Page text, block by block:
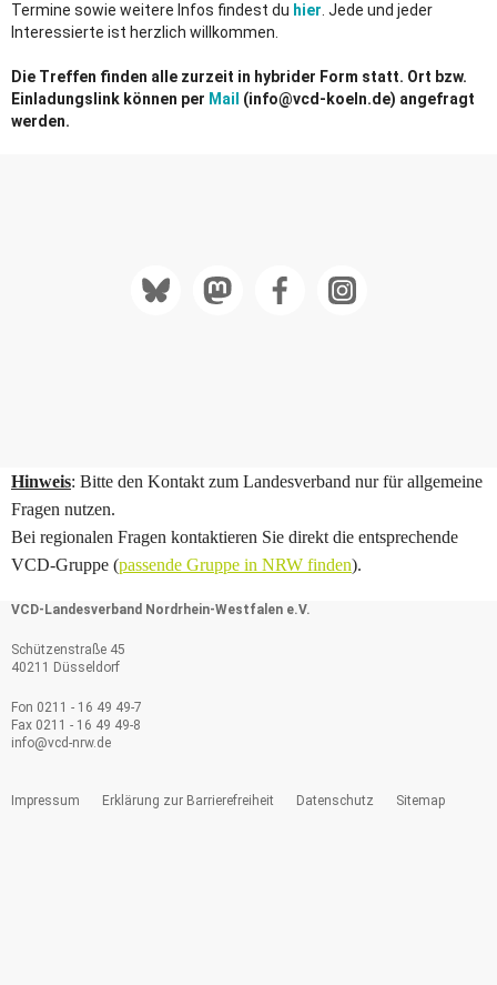
Termine sowie weitere Infos findest du hier. Jede und jeder
Interessierte ist herzlich willkommen.
Die Treffen finden alle zurzeit in hybrider Form statt. Ort bzw.
Einladungslink können per Mail (info@vcd-koeln.de) angefragt
werden.
Hinweis: Bitte den Kontakt zum Landesverband nur für allgemeine
Fragen nutzen.
Bei regionalen Fragen kontaktieren Sie direkt die entsprechende
VCD-Gruppe (passende Gruppe in NRW finden).
VCD-Landesverband Nordrhein-Westfalen e.V.
Schützenstraße 45
40211 Düsseldorf
Fon 0211 - 16 49 49-7
Fax 0211 - 16 49 49-8
info@vcd-nrw.de
Impressum Erklärung zur Barrierefreiheit Datenschutz Sitemap